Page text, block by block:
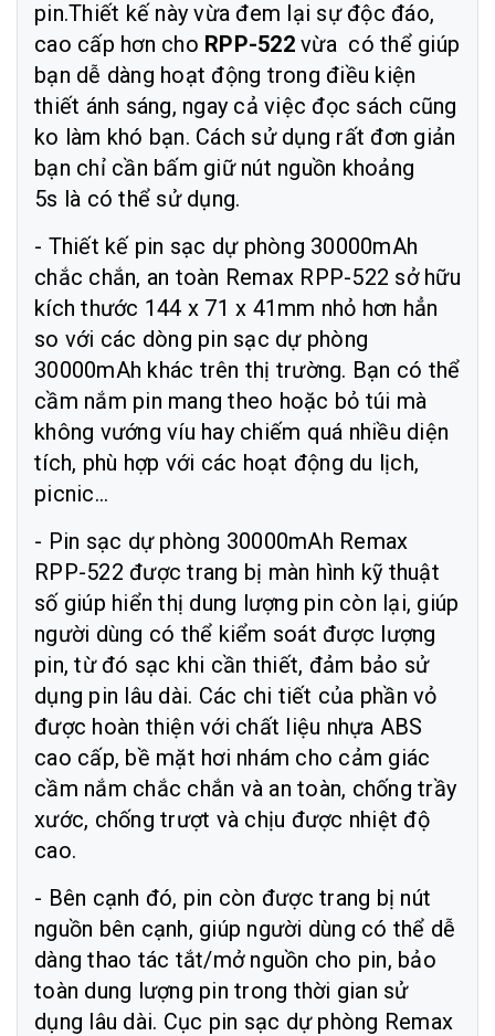
pin.Thiết kế này vừa đem lại sự độc đáo,
cao cấp hơn cho RPP-522vừa có thể giúp
bạn dễ dàng hoạt động trong điều kiện
thiết ánh sáng, ngay cả việc đọc sách cũng
ko làm khó bạn. Cách sử dụng rất đơn giản
bạn chỉ cần bấm giữ nút nguồn khoảng
5s là có thể sử dụng.
- Thiết kế pin sạc dự phòng 30000mAh
chắc chắn, an toàn Remax RPP-522 sở hữu
kích thước 144 x 71 x 41mm nhỏ hơn hẳn
so với các dòng pin sạc dự phòng
30000mAh khác trên thị trường. Bạn có thể
cầm nắm pin mang theo hoặc bỏ túi mà
không vướng víu hay chiếm quá nhiều diện
tích, phù hợp với các hoạt động du lịch,
picnic...
- Pin sạc dự phòng 30000mAh Remax
RPP-522 được trang bị màn hình kỹ thuật
số giúp hiển thị dung lượng pin còn lại, giúp
người dùng có thể kiểm soát được lượng
pin, từ đó sạc khi cần thiết, đảm bảo sử
dụng pin lâu dài. Các chi tiết của phần vỏ
được hoàn thiện với chất liệu nhựa ABS
cao cấp, bề mặt hơi nhám cho cảm giác
cầm nắm chắc chắn và an toàn, chống trầy
xước, chống trượt và chịu được nhiệt độ
cao.
- Bên cạnh đó, pin còn được trang bị nút
nguồn bên cạnh, giúp người dùng có thể dễ
dàng thao tác tắt/mở nguồn cho pin, bảo
toàn dung lượng pin trong thời gian sử
dụng lâu dài. Cục pin sạc dự phòng Remax